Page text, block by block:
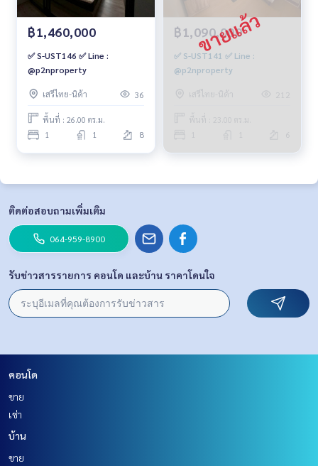
฿1,460,000
✅ S-UST146 ✅ Line :
@p2nproperty
เสรีไทย-นิด้า 36
พื้นที่ : 26.00 ตร.ม.
1 1 8
฿1,090,000
✅ S-UST141 ✅ Line :
@p2nproperty
เสรีไทย-นิด้า
พื้นที่ : 23.00 ตร.ม.
6
ติดต่อสอบถามเพิ่มเติม
064-959-8900
รับข่าวสารรายการ คอนโด และบ้าน ราคาโดนใจ
คอนโด
ขาย
เช่า
บ้าน
ขาย